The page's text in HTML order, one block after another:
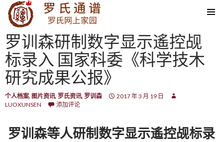
SKIP TO CONTENT
罗训森研制数字显示遙控觇
标录入 国家科委《科学技木
研究成果公报》
个人档案, 图片资讯, 罗氏资讯, 罗训森
2017 年 3 月 19 日
LUOXUNSEN
添加评论
罗训森等人研制数字显示遙控觇标录